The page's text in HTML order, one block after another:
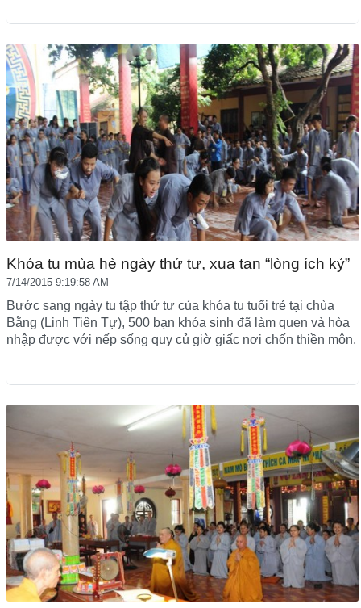
Khóa tu mùa hè ngày thứ tư, xua tan “lòng ích kỷ”
7/14/2015 9:19:58 AM
Bước sang ngày tu tập thứ tư của khóa tu tuổi trẻ tại chùa
Bằng (Linh Tiên Tự), 500 bạn khóa sinh đã làm quen và hòa
nhập được với nếp sống quy củ giờ giấc nơi chốn thiền môn.